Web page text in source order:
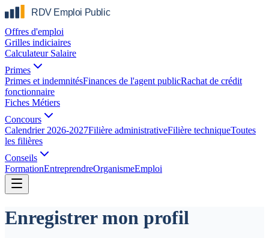
Offres d'emploi
Grilles indiciaires
Calculateur Salaire
Primes
Primes et indemnitésFinances de l'agent publicRachat de crédit
fonctionnaire
Fiches Métiers
Concours
Calendrier 2026-2027Filière administrativeFilière techniqueToutes
les filières
Conseils
FormationEntreprendreOrganismeEmploi
Enregistrer mon profil